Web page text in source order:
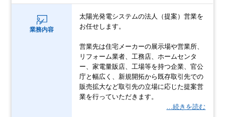
業務内容
太陽光発電システムの法人（提案）営業を
お任せします。
営業先は住宅メーカーの展示場や営業所、
リフォーム業者、工務店、ホームセンタ
ー、家電量販店、工場等を持つ企業、官公
庁と幅広く、新規開拓から既存取引先での
販売拡大など取引先の立場に応じた提案営
業を行っていただきます。
…続きを読む